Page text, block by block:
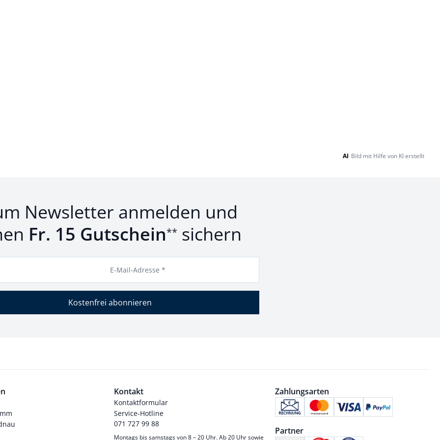
AI Bild mit Hilfe von KI erstellt
Newsletter anmelden und
Fr. 15 Gutschein** sichern
E-Mail-Adresse *
Kostenfrei abonnieren
Kontakt
Kontaktformular
Service-Hotline
071 727 99 88
Montags bis samstags von 8 – 20 Uhr. Ab 20 Uhr sowie
Zahlungsarten
Partner